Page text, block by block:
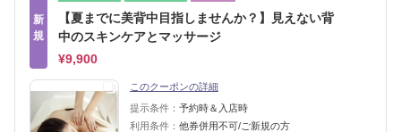
新
規
【夏までに美背中目指しませんか？】見えない背
中のスキンケアとマッサージ
¥9,900
このクーポンの詳細
提示条件： 予約時＆入店時
利用条件： 他券併用不可/ご新規の方